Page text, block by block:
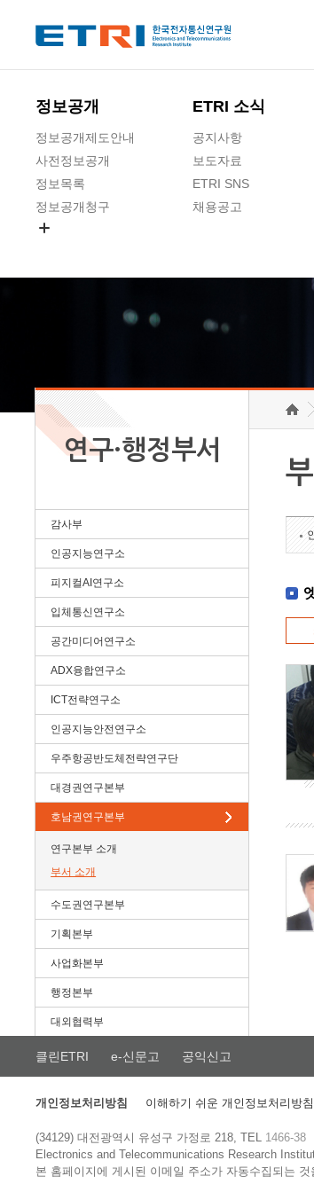
정보공개
정보공개제도안내
사전정보공개
정보목록
정보공개청구
ETRI 소식
공지사항
보도자료
ETRI SNS
채용공고
연구·행정부서
감사부
인공지능연구소
피지컬AI연구소
입체통신연구소
공간미디어연구소
ADX융합연구소
ICT전략연구소
인공지능안전연구소
우주항공반도체전략연구단
대경권연구본부
호남권연구본부
연구본부 소개
부서 소개
수도권연구본부
기획본부
사업화본부
행정본부
대외협력부
클린ETRI e-신문고 공익신고
개인정보처리방침 이해하기 쉬운 개인정보처리방침
(34129) 대전광역시 유성구 가정로 218, TEL 1466-38
Electronics and Telecommunications Research
본 홈페이지에 게시된 이메일 주소가 자동수집되는